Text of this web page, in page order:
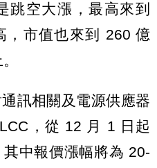
跳空大漲，最高來到
，市值也來到 260 億
訊相關及電源供應器
，從 12 月 1 日起
中報價漲幅將為 20-